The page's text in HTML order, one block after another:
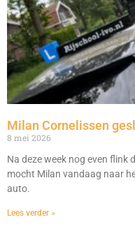
Milan Cornelissen
8 mei 2026
Na deze week nog even flink
mocht Milan vandaag naar
auto.
Lees verder »